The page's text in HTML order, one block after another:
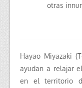
otras
Hayao Miyazaki
ayudan a relajar
en el territorio